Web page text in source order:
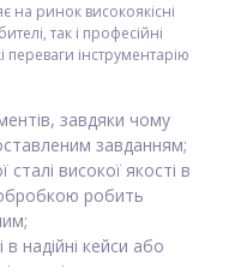
на ринок високоякісні
так і професійні
переваги інструментарію
завдяки чому
завданням;
високої якості в
робить
надійні кейси або